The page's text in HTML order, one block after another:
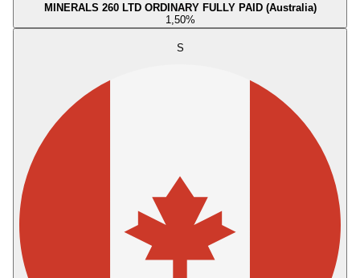
MINERALS 260 LTD ORDINARY FULLY PAID (Australia)
1,50%
S